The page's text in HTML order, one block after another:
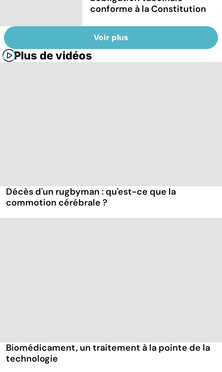
conforme à la Constitution
Voir plus
Plus de vidéos
Décès d'un rugbyman : qu'est-ce que la
commotion cérébrale ?
Biomédicament, un traitement à la pointe de la
technologie